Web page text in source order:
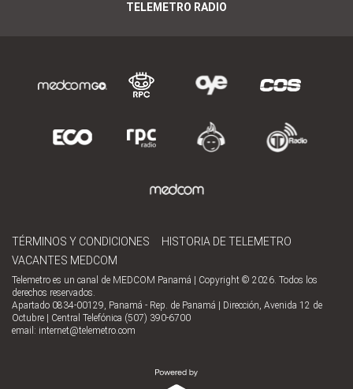
TELEMETRO RADIO
TÉRMINOS Y CONDICIONES
HISTORIA DE TELEMETRO
VACANTES MEDCOM
Telemetro es un canal de MEDCOM Panamá | Copyright © 2026. Todos los
derechos reservados.
Apartado 0834-00129, Panamá - Rep. de Panamá | Dirección, Avenida 12 de
Octubre | Central Telefónica (507) 390-6700
email: internet@telemetro.com